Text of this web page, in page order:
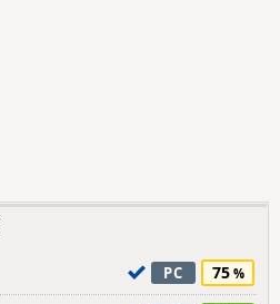
PC 75